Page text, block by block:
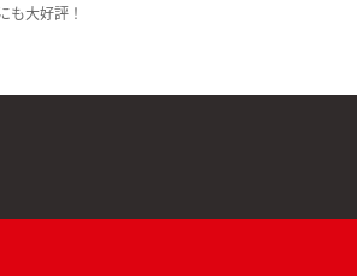
も大好評！